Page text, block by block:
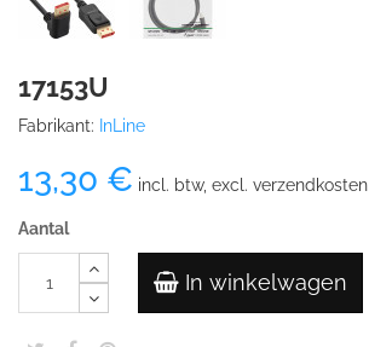
17153U
Fabrikant: InLine
13,30 € incl. btw, excl. verzendkosten
Aantal
In winkelwagen